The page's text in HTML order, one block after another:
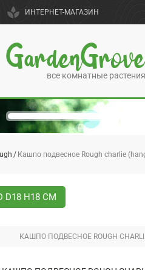
spa ИНТЕРНЕТ-МАГАЗИН
все комнатные
Кашпо подвесное Rough charlie
D18 H18 СМ
КАШПО ПОДВЕСНОЕ ROUGH